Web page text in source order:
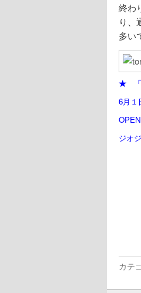
終わ
り、
多い
★ 「
6月
ジオ
カテ